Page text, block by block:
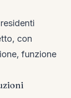
con
funzione